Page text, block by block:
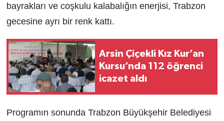
bayrakları ve coşkulu kalabalığın enerjisi, Trabzon
gecesine ayrı bir renk kattı.
Arsin Çiçekli Kız Kur’an
Kursu’nda 112 öğrenci
icazet aldı
Programın sonunda Trabzon Büyükşehir Belediyesi